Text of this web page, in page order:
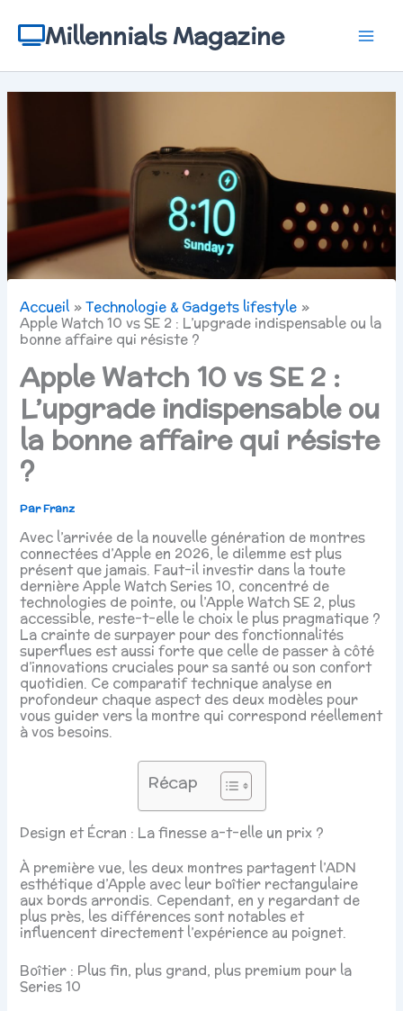
contenuMillennials Magazine
Accueil
Technologie & Gadgets lifestyle
Apple Watch 10 vs SE 2 : L’upgrade indispensable ou la
bonne affaire qui résiste ?
Apple Watch 10 vs SE 2 :
L’upgrade indispensable ou
la bonne affaire qui résiste
?
ParFranz
Avec l’arrivée de la nouvelle génération de montres
connectées d’Apple en 2026, le dilemme est plus
présent que jamais. Faut-il investir dans la toute
dernière Apple Watch Series 10, concentré de
technologies de pointe, ou l’Apple Watch SE 2, plus
accessible, reste-t-elle le choix le plus pragmatique ?
La crainte de surpayer pour des fonctionnalités
superflues est aussi forte que celle de passer à côté
d’innovations cruciales pour sa santé ou son confort
quotidien. Ce comparatif technique analyse en
profondeur chaque aspect des deux modèles pour
vous guider vers la montre qui correspond réellement
à vos besoins.
Récap
Design et Écran : La finesse a-t-elle un prix ?
À première vue, les deux montres partagent l’ADN
esthétique d’Apple avec leur boîtier rectangulaire
aux bords arrondis. Cependant, en y regardant de
plus près, les différences sont notables et
influencent directement l’expérience au poignet.
Boîtier : Plus fin, plus grand, plus premium pour la
Series 10